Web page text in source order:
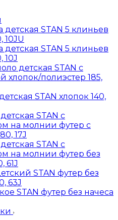
детская STAN 5 клиньев
10JU
детская STAN 5 клиньев
10J
детская STAN с
хлопок/полиэстер 185,
STAN хлопок 140,
STAN с
на молнии футер с
17J
STAN с
на молнии футер без
61J
STAN футер без
63J
STAN футер без начеса